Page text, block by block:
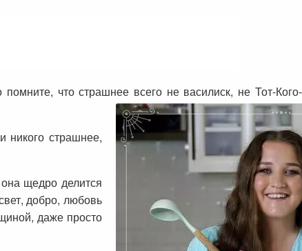
что страшнее всего не василиск, не Тот-
никого страшнее,
щедро делится
добро, любовь
даже просто